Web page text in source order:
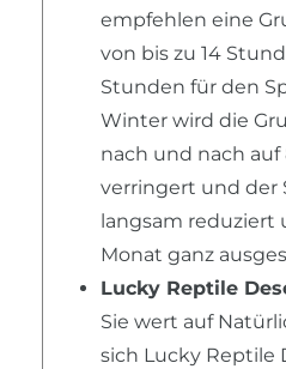
empfehlen eine
von bis zu 14
Stunden für den
Winter wird die
nach und nach
verringert und der
langsam reduziert
Monat ganz
Lucky Reptile
Sie wert auf
sich Lucky Reptile